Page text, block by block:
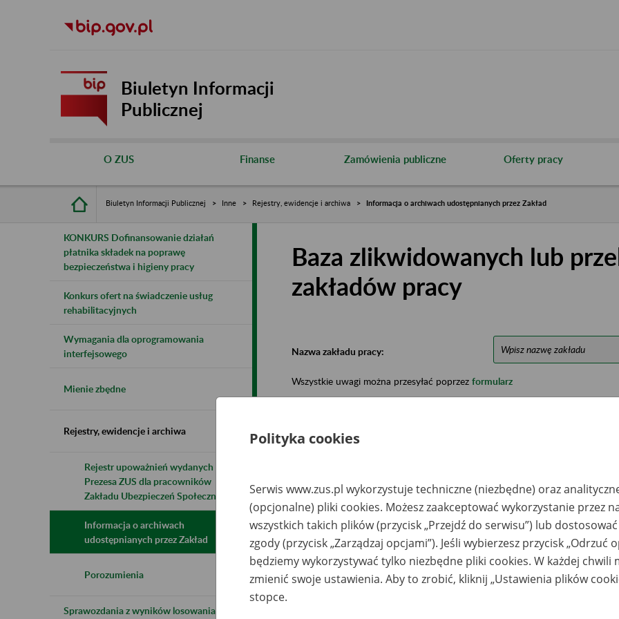
Biuletyn Informacji
Publicznej
O ZUS Finanse Zamówienia publiczne Oferty pracy
Biuletyn Informacji Publicznej Inne Rejestry, ewidencje i archiwa Informacja o archiwach udostępnianych przez Zakład
KONKURS Dofinansowanie działań
płatnika składek na poprawę
bezpieczeństwa i higieny pracy
Konkurs ofert na świadczenie usług
rehabilitacyjnych
Wymagania dla oprogramowania
interfejsowego
Mienie zbędne
Rejestry, ewidencje i archiwa
Rejestr upoważnień wydanych przez
Prezesa ZUS dla pracowników
Zakładu Ubezpieczeń Społecznych
Informacja o archiwach
udostępnianych przez Zakład
Porozumienia
Sprawozdania z wyników losowania do
Baza zlikwidowanych lub
zakładów pracy
Nazwa zakładu pracy:
Wszystkie uwagi można przesyłać poprzez formularz
Ukryj wszystkie pozycje bazy
Nazwa
zlikwidowanego
zakładu pracy
Miejsce
przechowywania
dokumentów
Nr zespołu akt w
archiwum
państwowym
Daty
Stefczyk Finanse S.A.
(dawniej Stefczyk
Finanse Towarzystwo
Zarządzające SKOK
Stefczyk Finanse S.A.
81-472 Gdynia, ul.
Legionów 126-128
2012-
Polityka cookies
Serwis www.zus.pl wykorzystuje techniczne (niezbędne) oraz
(opcjonalne) pliki cookies. Możesz zaakceptować wykorzystanie przez
wszystkich takich plików (przycisk „Przejdź do serwisu”) lub
zgody (przycisk „Zarządzaj opcjami”). Jeśli wybierzesz przycisk „Odrzuć
będziemy wykorzystywać tylko niezbędne pliki cookies. W każdej chwili
zmienić swoje ustawienia. Aby to zrobić, kliknij „Ustawienia plików
stopce.